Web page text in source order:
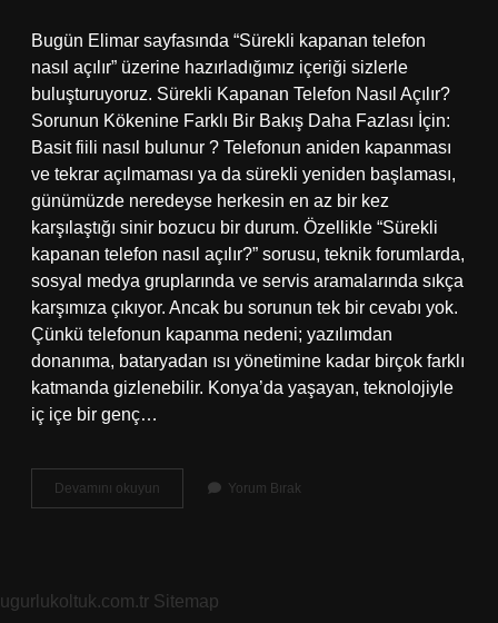
Bugün Elimar sayfasında “Sürekli kapanan telefon
nasıl açılır” üzerine hazırladığımız içeriği sizlerle
buluşturuyoruz. Sürekli Kapanan Telefon Nasıl Açılır?
Sorunun Kökenine Farklı Bir Bakış Daha Fazlası İçin:
Basit fiili nasıl bulunur ? Telefonun aniden kapanması
ve tekrar açılmaması ya da sürekli yeniden başlaması,
günümüzde neredeyse herkesin en az bir kez
karşılaştığı sinir bozucu bir durum. Özellikle “Sürekli
kapanan telefon nasıl açılır?” sorusu, teknik forumlarda,
sosyal medya gruplarında ve servis aramalarında sıkça
karşımıza çıkıyor. Ancak bu sorunun tek bir cevabı yok.
Çünkü telefonun kapanma nedeni; yazılımdan
donanıma, bataryadan ısı yönetimine kadar birçok farklı
katmanda gizlenebilir. Konya’da yaşayan, teknolojiyle
iç içe bir genç…
Devamını okuyun
kapanan
Yorum Bırak
ugurlukoltuk.com.tr Sitemap